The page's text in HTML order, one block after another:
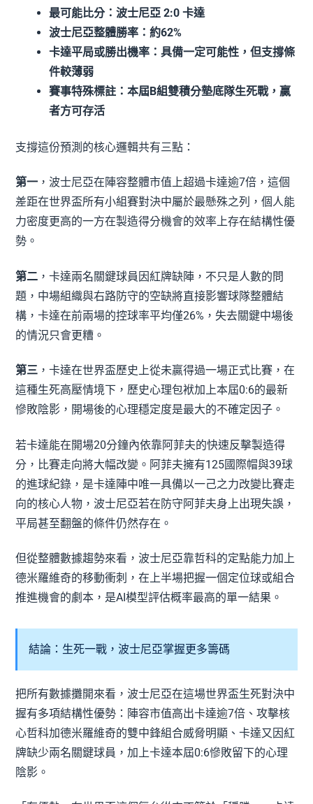
最可能比分：波士尼亞 2:0 卡達
波士尼亞整體勝率：約62%
卡達平局或勝出機率：具備一定可能性，但支撐條
件較薄弱
賽事特殊標註：本屆B組雙積分墊底隊生死戰，贏
者方可存活
支撐這份預測的核心邏輯共有三點：
第一 ，波士尼亞在陣容整體市值上超過卡達逾7倍，這個
差距在世界盃所有小組賽對決中屬於最懸殊之列，個人能
力密度更高的一方在製造得分機會的效率上存在結構性優
勢。
第二 ，卡達兩名關鍵球員因紅牌缺陣，不只是人數的問
題，中場組織與右路防守的空缺將直接影響球隊整體結
構，卡達在前兩場的控球率平均僅26%，失去關鍵中場後
的情況只會更糟。
第三 ，卡達在世界盃歷史上從未贏得過一場正式比賽，在
這種生死高壓情境下，歷史心理包袱加上本屆0:6的最新
慘敗陰影，開場後的心理穩定度是最大的不確定因子。
若卡達能在開場20分鐘內依靠阿菲夫的快速反擊製造得
分，比賽走向將大幅改變。阿菲夫擁有125國際帽與39球
的進球紀錄，是卡達陣中唯一具備以一己之力改變比賽走
向的核心人物，波士尼亞若在防守阿菲夫身上出現失誤，
平局甚至翻盤的條件仍然存在。
但從整體數據趨勢來看，波士尼亞靠哲科的定點能力加上
德米羅維奇的移動衝刺，在上半場把握一個定位球或組合
推進機會的劇本，是AI模型評估概率最高的單一結果。
結論：生死一戰，波士尼亞掌握更多籌碼
把所有數據攤開來看，波士尼亞在這場世界盃生死對決中
握有多項結構性優勢：陣容市值高出卡達逾7倍、攻擊核
心哲科加德米羅維奇的雙中鋒組合威脅明顯、卡達又因紅
牌缺少兩名關鍵球員，加上卡達本屆0:6慘敗留下的心理
陰影。